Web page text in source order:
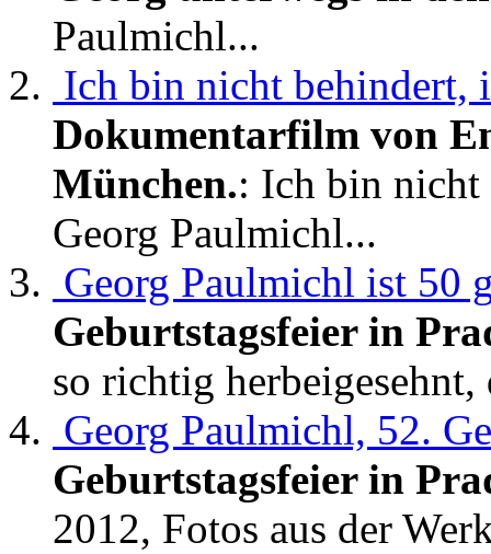
Paulmichl...
Ich bin nicht behindert,
Dokumentarfilm von
München.: Ich bin nicht
Georg Paulmichl...
Georg Paulmichl ist 50
Geburtstagsfeier in
so richtig herbeigesehnt,
Georg Paulmichl, 52.
Geburtstagsfeier in
2012, Fotos aus der